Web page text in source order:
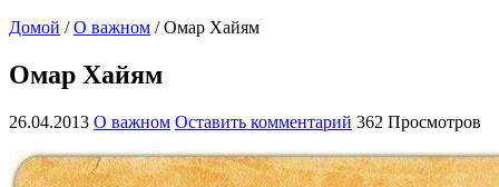
Домой / О важном / Омар Хайям
Омар Хайям
26.04.2013 О важном Оставить комментарий 362 Просмотров